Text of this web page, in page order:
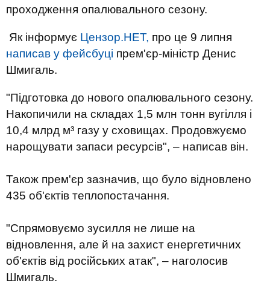
проходження опалювального сезону.
Як інформує Цензор.НЕТ, про це 9 липня
написав у фейсбуці прем'єр-міністр Денис
Шмигаль.
"Підготовка до нового опалювального сезону.
Накопичили на складах 1,5 млн тонн вугілля і
10,4 млрд м³ газу у сховищах. Продовжуємо
нарощувати запаси ресурсів", – написав він.
Також прем'єр зазначив, що було відновлено
435 об'єктів теплопостачання.
"Спрямовуємо зусилля не лише на
відновлення, але й на захист енергетичних
об'єктів від російських атак", – наголосив
Шмигаль.